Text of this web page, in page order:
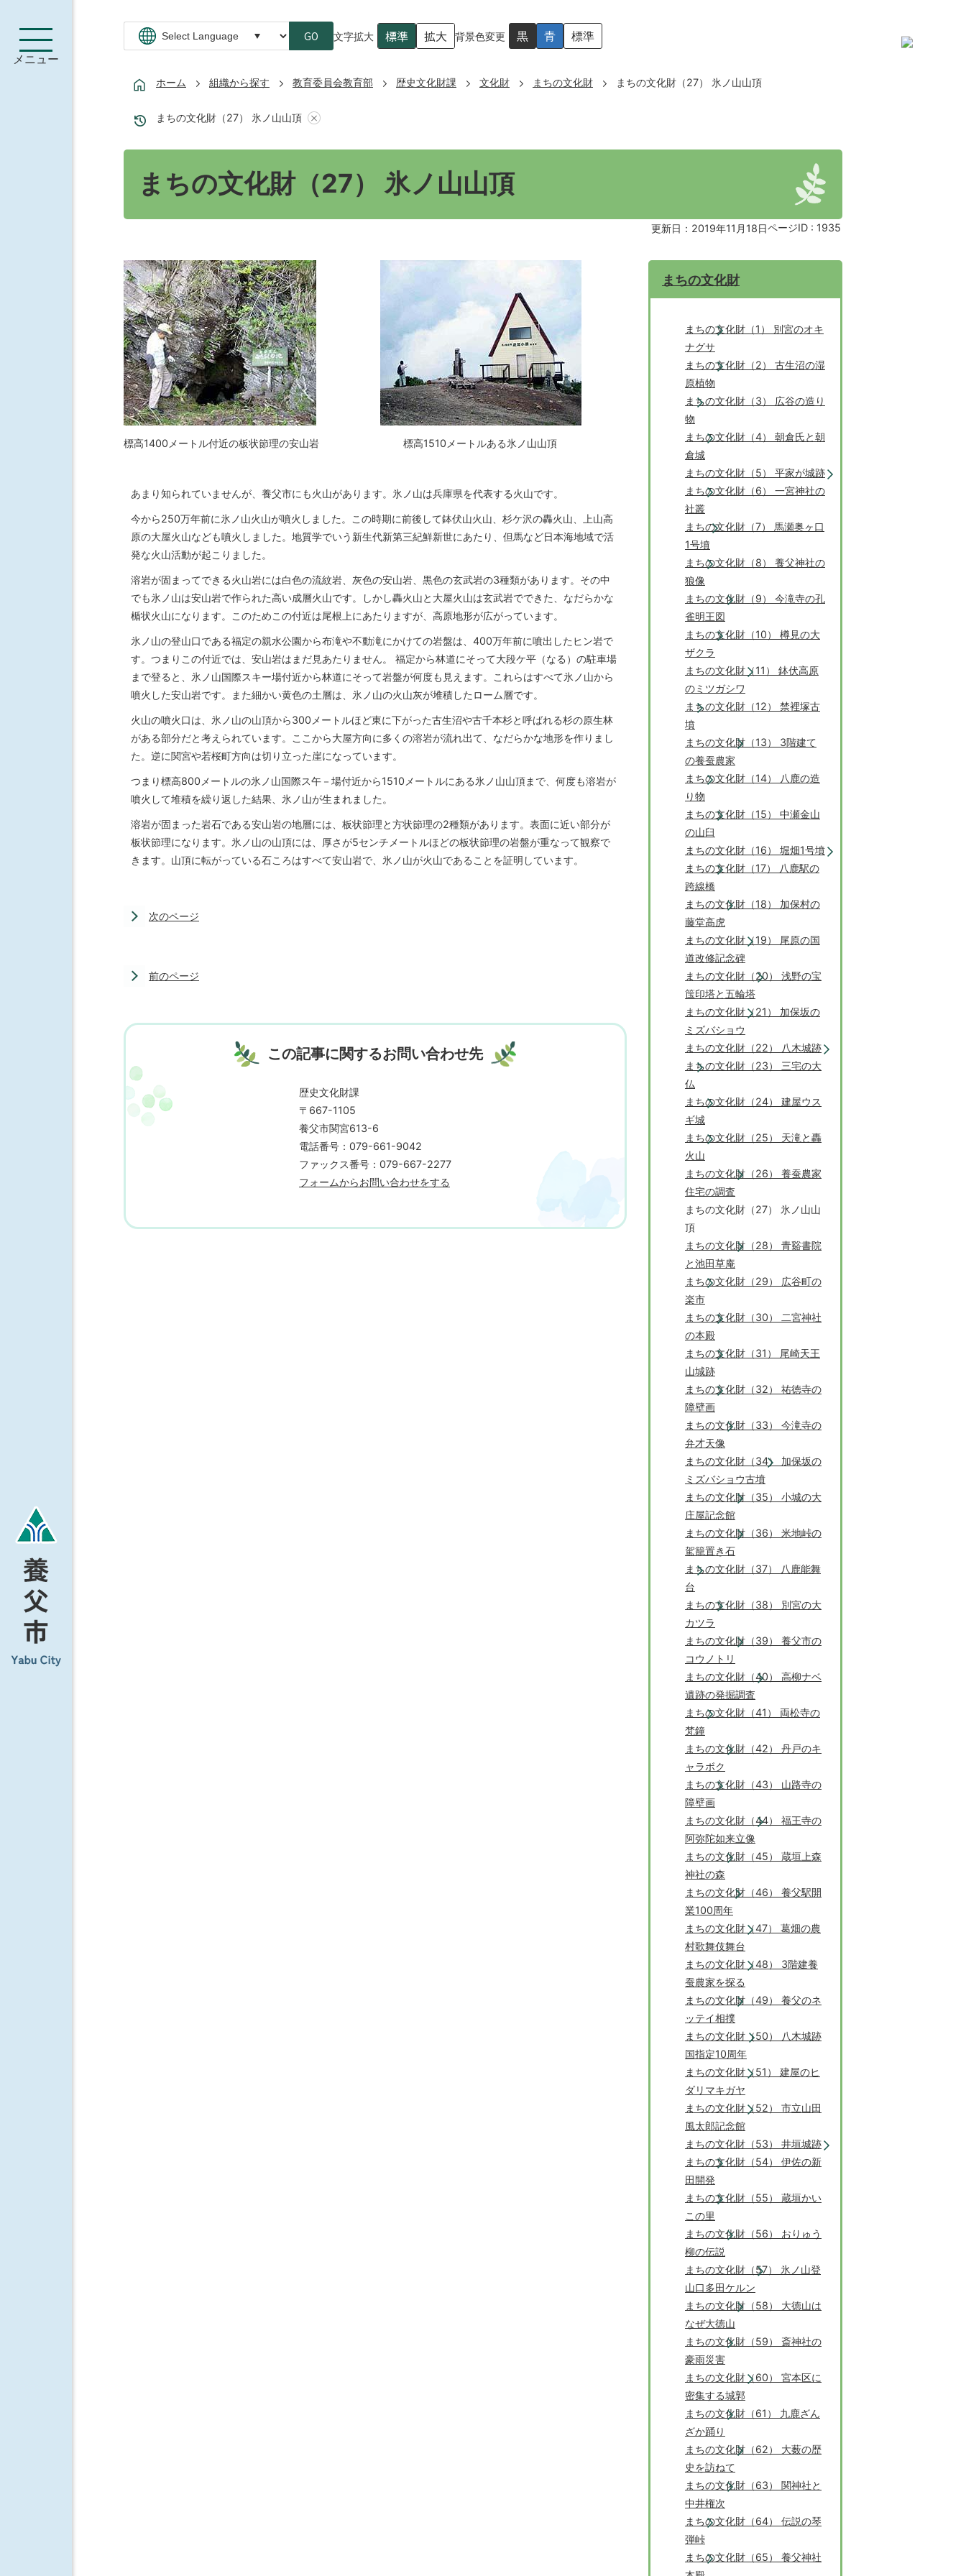
メニュー
GO 文字拡大 標準 拡大 背景色変更 黒 青 標準
ホーム 組織から探す 教育委員会教育部 歴史文化財課 文化財 まちの文化財 まちの文化財（27） 氷ノ山山頂
まちの文化財（27） 氷ノ山山頂
まちの文化財（27） 氷ノ山山頂
更新日：2019年11月18日ページID : 1935
標高1400メートル付近の板状節理の安山岩 標高1510メートルある氷ノ山山頂
あまり知られていませんが、養父市にも火山があります。氷ノ山は兵庫県を代表する火山です。
今から250万年前に氷ノ山火山が噴火しました。この時期に前後して鉢伏山火山、杉ケ沢の轟火山、上山高
原の大屋火山なども噴火しました。地質学でいう新生代新第三紀鮮新世にあたり、但馬など日本海地域で活
発な火山活動が起こりました。
溶岩が固まってできる火山岩には白色の流紋岩、灰色の安山岩、黒色の玄武岩の3種類があります。その中
でも氷ノ山は安山岩で作られた高い成層火山です。しかし轟火山と大屋火山は玄武岩でできた、なだらかな
楯状火山になります。このためこの付近は尾根上にあたりますが、高原地形が広がっています。
氷ノ山の登山口である福定の親水公園から布滝や不動滝にかけての岩盤は、400万年前に噴出したヒン岩で
す。つまりこの付近では、安山岩はまだ見あたりません。 福定から林道にそって大段ケ平（なる）の駐車場
まで登ると、氷ノ山国際スキー場付近から林道にそって岩盤が何度も見えます。これらはすべて氷ノ山から
噴火した安山岩です。また細かい黄色の土層は、氷ノ山の火山灰が堆積したローム層です。
火山の噴火口は、氷ノ山の山頂から300メートルほど東に下がった古生沼や古千本杉と呼ばれる杉の原生林
がある部分だと考えられています。ここから大屋方向に多くの溶岩が流れ出て、なだらかな地形を作りまし
た。逆に関宮や若桜町方向は切り立った崖になっています。
つまり標高800メートルの氷ノ山国際ス午－場付近から1510メートルにある氷ノ山山頂まで、何度も溶岩が
噴火して堆積を繰り返した結果、氷ノ山が生まれました。
溶岩が固まった岩石である安山岩の地層には、板状節理と方状節理の2種類があります。表面に近い部分が
板状節理になります。氷ノ山の山頂には、厚さが5センチメートルほどの板状節理の岩盤が重なって観察で
きます。山頂に転がっている石ころはすべて安山岩で、氷ノ山が火山であることを証明しています。
次のページ
前のページ
この記事に関するお問い合わせ先
歴史文化財課
〒667-1105
養父市関宮613-6
電話番号：079-661-9042
ファックス番号：079-667-2277
フォームからお問い合わせをする
まちの文化財
まちの文化財（1） 別宮のオキ
ナグサ
まちの文化財（2） 古生沼の湿
原植物
まちの文化財（3） 広谷の造り
物
まちの文化財（4） 朝倉氏と朝
倉城
まちの文化財（5） 平家が城跡
まちの文化財（6） 一宮神社の
社叢
まちの文化財（7） 馬瀬奥ヶ口
1号墳
まちの文化財（8） 養父神社の
狼像
まちの文化財（9） 今滝寺の孔
雀明王図
まちの文化財（10） 樽見の大
ザクラ
まちの文化財（11） 鉢伏高原
のミツガシワ
まちの文化財（12） 禁裡塚古
墳
まちの文化財（13） 3階建て
の養蚕農家
まちの文化財（14） 八鹿の造
り物
まちの文化財（15） 中瀬金山
の山臼
まちの文化財（16） 堀畑1号墳
まちの文化財（17） 八鹿駅の
跨線橋
まちの文化財（18） 加保村の
藤堂高虎
まちの文化財（19） 尾原の国
道改修記念碑
まちの文化財（20） 浅野の宝
筺印塔と五輪塔
まちの文化財（21） 加保坂の
ミズバショウ
まちの文化財（22） 八木城跡
まちの文化財（23） 三宅の大
仏
まちの文化財（24） 建屋ウス
ギ城
まちの文化財（25） 天滝と轟
火山
まちの文化財（26） 養蚕農家
住宅の調査
まちの文化財（27） 氷ノ山山
頂
まちの文化財（28） 青谿書院
と池田草庵
まちの文化財（29） 広谷町の
楽市
まちの文化財（30） 二宮神社
の本殿
まちの文化財（31） 尾崎天王
山城跡
まちの文化財（32） 祐徳寺の
障壁画
まちの文化財（33） 今滝寺の
弁才天像
まちの文化財（34） 加保坂の
ミズバショウ古墳
まちの文化財（35） 小城の大
庄屋記念館
まちの文化財（36） 米地峠の
駕籠置き石
まちの文化財（37） 八鹿能舞
台
まちの文化財（38） 別宮の大
カツラ
まちの文化財（39） 養父市の
コウノトリ
まちの文化財（40） 高柳ナベ
遺跡の発掘調査
まちの文化財（41） 両松寺の
梵鐘
まちの文化財（42） 丹戸のキ
ャラボク
まちの文化財（43） 山路寺の
障壁画
まちの文化財（44） 福王寺の
阿弥陀如来立像
まちの文化財（45） 蔵垣上森
神社の森
まちの文化財（46） 養父駅開
業100周年
まちの文化財（47） 葛畑の農
村歌舞伎舞台
まちの文化財（48） 3階建養
蚕農家を探る
まちの文化財（49） 養父のネ
ッテイ相撲
まちの文化財（50） 八木城跡
国指定10周年
まちの文化財（51） 建屋のヒ
ダリマキガヤ
まちの文化財（52） 市立山田
風太郎記念館
まちの文化財（53） 井垣城跡
まちの文化財（54） 伊佐の新
田開発
まちの文化財（55） 蔵垣かい
この里
まちの文化財（56） おりゅう
柳の伝説
まちの文化財（57） 氷ノ山登
山口多田ケルン
まちの文化財（58） 大徳山は
なぜ大徳山
まちの文化財（59） 斎神社の
豪雨災害
まちの文化財（60） 宮本区に
密集する城郭
まちの文化財（61） 九鹿ざん
ざか踊り
まちの文化財（62） 大薮の歴
史を訪ねて
まちの文化財（63） 関神社と
中井権次
まちの文化財（64） 伝説の琴
弾峠
まちの文化財（65） 養父神社